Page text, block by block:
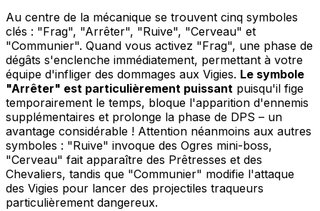
Au centre de la mécanique se trouvent cinq symboles
clés : "Frag", "Arrêter", "Ruive", "Cerveau" et
"Communier". Quand vous activez "Frag", une phase de
dégâts s'enclenche immédiatement, permettant à votre
équipe d'infliger des dommages aux Vigies. Le symbole
"Arrêter" est particulièrement puissant puisqu'il fige
temporairement le temps, bloque l'apparition d'ennemis
supplémentaires et prolonge la phase de DPS – un
avantage considérable ! Attention néanmoins aux autres
symboles : "Ruive" invoque des Ogres mini-boss,
"Cerveau" fait apparaître des Prêtresses et des
Chevaliers, tandis que "Communier" modifie l'attaque
des Vigies pour lancer des projectiles traqueurs
particulièrement dangereux.